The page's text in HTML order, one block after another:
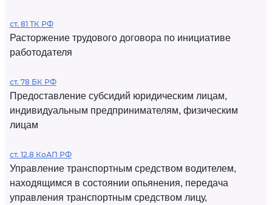
ст. 81 ТК РФ
Расторжение трудового договора по инициативе
работодателя
ст. 78 БК РФ
Предоставление субсидий юридическим лицам,
индивидуальным предпринимателям, физическим
лицам
ст. 12.8 КоАП РФ
Управление транспортным средством водителем,
находящимся в состоянии опьянения, передача
управления транспортным средством лицу,